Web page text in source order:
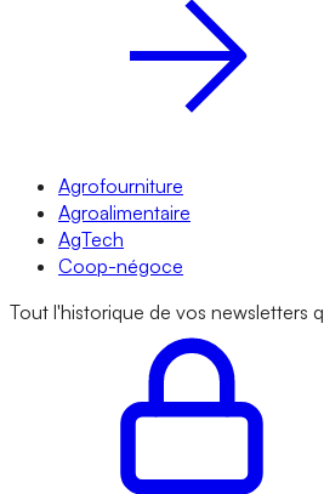
Agrofourniture
Agroalimentaire
AgTech
Coop-négoce
Tout l'historique de vos newsletters